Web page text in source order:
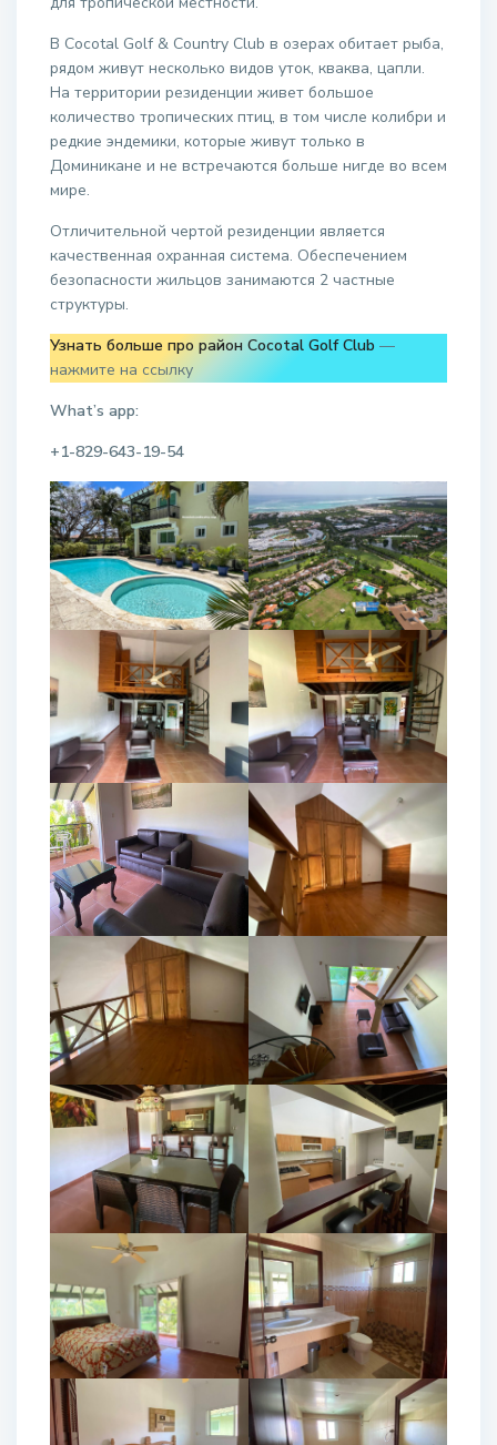
В Cocotal Golf & Country Club в озерах обитает рыба,
рядом живут несколько видов уток, кваква, цапли.
На территории резиденции живет большое
количество тропических птиц, в том числе колибри и
редкие эндемики, которые живут только в
Доминикане и не встречаются больше нигде во всем
мире.
Отличительной чертой резиденции является
качественная охранная система. Обеспечением
безопасности жильцов занимаются 2 частные
структуры.
Узнать больше про район Cocotal Golf Club —
нажмите на ссылку
What’s app:
+1-829-643-19-54